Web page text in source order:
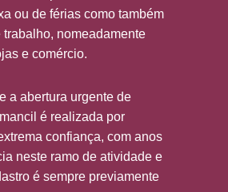
ou de férias como também
trabalho, nomeadamente
e comércio.
a abertura urgente de
é realizada por
confiança, com anos
neste ramo de atividade e
é sempre previamente